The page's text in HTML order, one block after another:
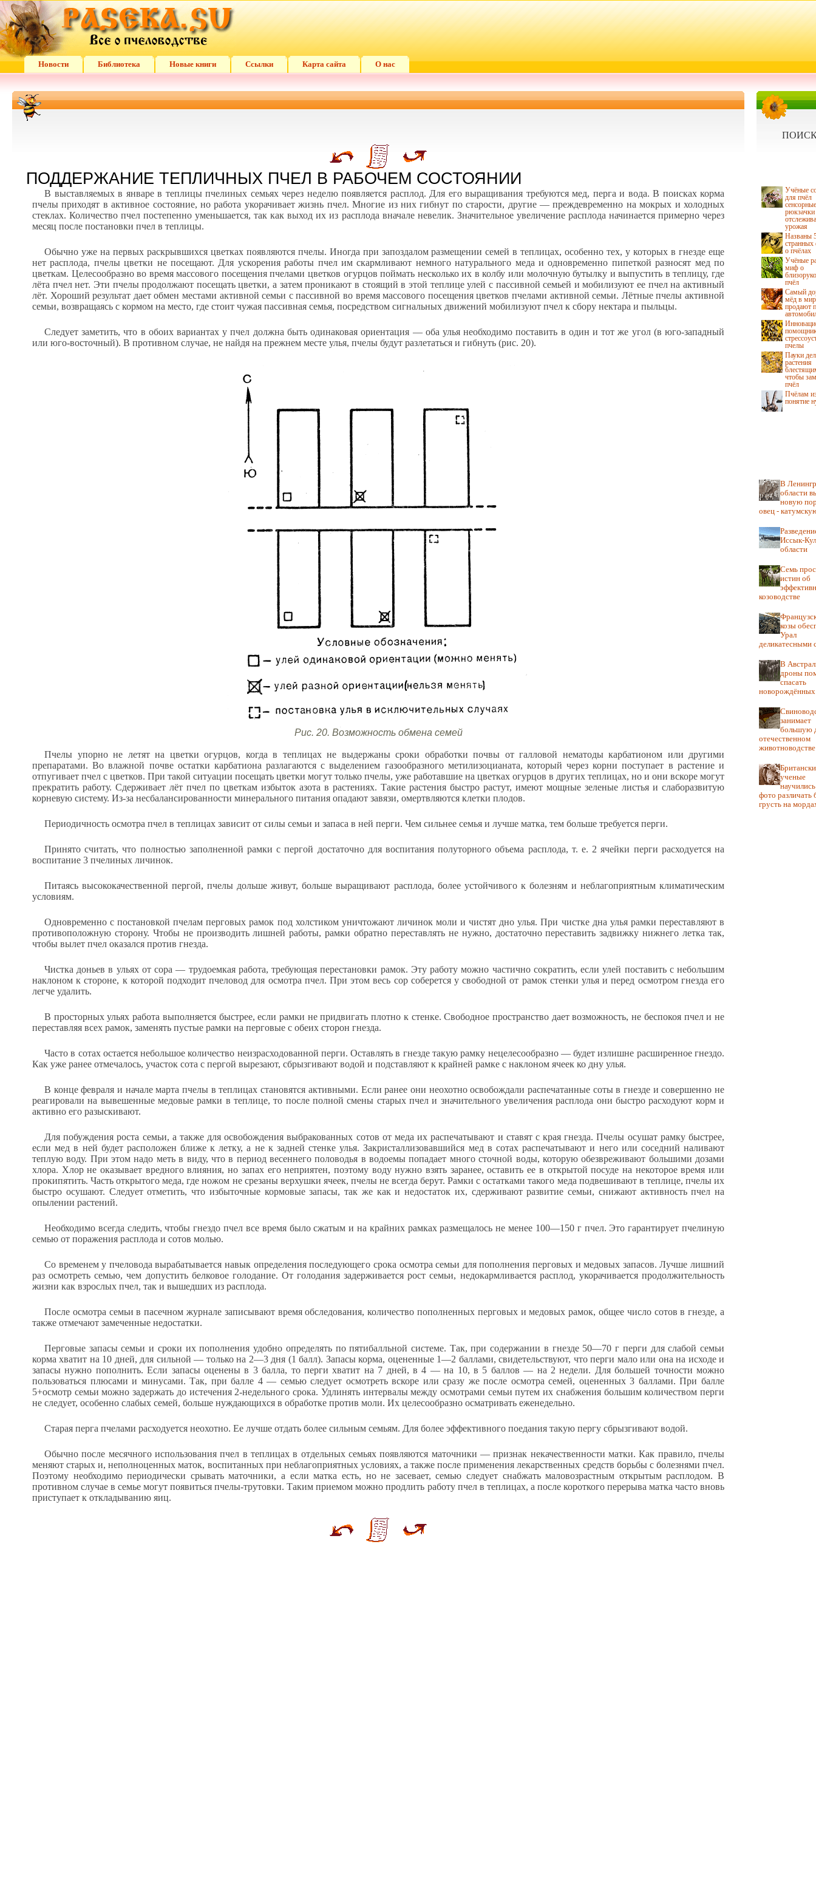
Новости Библиотека Новые книги Ссылки Карта сайта О нас
ПОДДЕРЖАНИЕ ТЕПЛИЧНЫХ ПЧЕЛ В РАБОЧЕМ СОСТОЯНИИ
В выставляемых в январе в теплицы пчелиных семьях через неделю появляется расплод. Для его выращивания требуются мед, перга и вода. В поисках корма
пчелы приходят в активное состояние, но работа укорачивает жизнь пчел. Многие из них гибнут по старости, другие — преждевременно на мокрых и холодных
стеклах. Количество пчел постепенно уменьшается, так как выход их из расплода вначале невелик. Значительное увеличение расплода начинается примерно через
месяц после постановки пчел в теплицы.
Обычно уже на первых раскрывшихся цветках появляются пчелы. Иногда при запоздалом размещении семей в теплицах, особенно тех, у которых в гнезде еще
нет расплода, пчелы цветки не посещают. Для ускорения работы пчел им скармливают немного натурального меда и одновременно пипеткой разносят мед по
цветкам. Целесообразно во время массового посещения пчелами цветков огурцов поймать несколько их в колбу или молочную бутылку и выпустить в теплицу, где
лёта пчел нет. Эти пчелы продолжают посещать цветки, а затем проникают в стоящий в этой теплице улей с пассивной семьей и мобилизуют ее пчел на активный
лёт. Хороший результат дает обмен местами активной семьи с пассивной во время массового посещения цветков пчелами активной семьи. Лётные пчелы активной
семьи, возвращаясь с кормом на место, где стоит чужая пассивная семья, посредством сигнальных движений мобилизуют пчел к сбору нектара и пыльцы.
Следует заметить, что в обоих вариантах у пчел должна быть одинаковая ориентация — оба улья необходимо поставить в один и тот же угол (в юго-западный
или юго-восточный). В противном случае, не найдя на прежнем месте улья, пчелы будут разлетаться и гибнуть (рис. 20).
Рис. 20. Возможность обмена семей
Пчелы упорно не летят на цветки огурцов, когда в теплицах не выдержаны сроки обработки почвы от галловой нематоды карбатионом или другими
препаратами. Во влажной почве остатки карбатиона разлагаются с выделением газообразного метилизоцианата, который через корни поступает в растение и
отпугивает пчел с цветков. При такой ситуации посещать цветки могут только пчелы, уже работавшие на цветках огурцов в других теплицах, но и они вскоре могут
прекратить работу. Сдерживает лёт пчел по цветкам избыток азота в растениях. Такие растения быстро растут, имеют мощные зеленые листья и слаборазвитую
корневую систему. Из-за несбалансированности минерального питания опадают завязи, омертвляются клетки плодов.
Периодичность осмотра пчел в теплицах зависит от силы семьи и запаса в ней перги. Чем сильнее семья и лучше матка, тем больше требуется перги.
Принято считать, что полностью заполненной рамки с пергой достаточно для воспитания полуторного объема расплода, т. е. 2 ячейки перги расходуется на
воспитание 3 пчелиных личинок.
Питаясь высококачественной пергой, пчелы дольше живут, больше выращивают расплода, более устойчивого к болезням и неблагоприятным климатическим
условиям.
Одновременно с постановкой пчелам перговых рамок под холстиком уничтожают личинок моли и чистят дно улья. При чистке дна улья рамки переставляют в
противоположную сторону. Чтобы не производить лишней работы, рамки обратно переставлять не нужно, достаточно переставить задвижку нижнего летка так,
чтобы вылет пчел оказался против гнезда.
Чистка доньев в ульях от сора — трудоемкая работа, требующая перестановки рамок. Эту работу можно частично сократить, если улей поставить с небольшим
наклоном к стороне, к которой подходит пчеловод для осмотра пчел. При этом весь сор соберется у свободной от рамок стенки улья и перед осмотром гнезда его
легче удалить.
В просторных ульях работа выполняется быстрее, если рамки не придвигать плотно к стенке. Свободное пространство дает возможность, не беспокоя пчел и не
переставляя всех рамок, заменять пустые рамки на перговые с обеих сторон гнезда.
Часто в сотах остается небольшое количество неизрасходованной перги. Оставлять в гнезде такую рамку нецелесообразно — будет излишне расширенное гнездо.
Как уже ранее отмечалось, участок сота с пергой вырезают, сбрызгивают водой и подставляют к крайней рамке с наклоном ячеек ко дну улья.
В конце февраля и начале марта пчелы в теплицах становятся активными. Если ранее они неохотно освобождали распечатанные соты в гнезде и совершенно не
реагировали на вывешенные медовые рамки в теплице, то после полной смены старых пчел и значительного увеличения расплода они быстро расходуют корм и
активно его разыскивают.
Для побуждения роста семьи, а также для освобождения выбракованных сотов от меда их распечатывают и ставят с края гнезда. Пчелы осушат рамку быстрее,
если мед в ней будет расположен ближе к летку, а не к задней стенке улья. Закристаллизовавшийся мед в сотах распечатывают и него или соседний наливают
теплую воду. При этом надо меть в виду, что в период весеннего половодья в водоемы попадает много сточной воды, которую обезвреживают большими дозами
хлора. Хлор не оказывает вредного влияния, но запах его неприятен, поэтому воду нужно взять заранее, оставить ее в открытой посуде на некоторое время или
прокипятить. Часть открытого меда, где ножом не срезаны верхушки ячеек, пчелы не всегда берут. Рамки с остатками такого меда подвешивают в теплице, пчелы их
быстро осушают. Следует отметить, что избыточные кормовые запасы, так же как и недостаток их, сдерживают развитие семьи, снижают активность пчел на
опылении растений.
Необходимо всегда следить, чтобы гнездо пчел все время было сжатым и на крайних рамках размещалось не менее 100—150 г пчел. Это гарантирует пчелиную
семью от поражения расплода и сотов молью.
Со временем у пчеловода вырабатывается навык определения последующего срока осмотра семьи для пополнения перговых и медовых запасов. Лучше лишний
раз осмотреть семью, чем допустить белковое голодание. От голодания задерживается рост семьи, недокармливается расплод, укорачивается продолжительность
жизни как взрослых пчел, так и вышедших из расплода.
После осмотра семьи в пасечном журнале записывают время обследования, количество пополненных перговых и медовых рамок, общее число сотов в гнезде, а
также отмечают замеченные недостатки.
Перговые запасы семьи и сроки их пополнения удобно определять по пятибалльной системе. Так, при содержании в гнезде 50—70 г перги для слабой семьи
корма хватит на 10 дней, для сильной — только на 2—3 дня (1 балл). Запасы корма, оцененные 1—2 баллами, свидетельствуют, что перги мало или она на исходе и
запасы нужно пополнить. Если запасы оценены в 3 балла, то перги хватит на 7 дней, в 4 — на 10, в 5 баллов — на 2 недели. Для большей точности можно
пользоваться плюсами и минусами. Так, при балле 4 — семью следует осмотреть вскоре или сразу же после осмотра семей, оцененных 3 баллами. При балле
5+осмотр семьи можно задержать до истечения 2-недельного срока. Удлинять интервалы между осмотрами семьи путем их снабжения большим количеством перги
не следует, особенно слабых семей, больше нуждающихся в обработке против моли. Их целесообразно осматривать еженедельно.
Старая перга пчелами расходуется неохотно. Ее лучше отдать более сильным семьям. Для более эффективного поедания такую пергу сбрызгивают водой.
Обычно после месячного использования пчел в теплицах в отдельных семьях появляются маточники — признак некачественности матки. Как правило, пчелы
меняют старых и, неполноценных маток, воспитанных при неблагоприятных условиях, а также после применения лекарственных средств борьбы с болезнями пчел.
Поэтому необходимо периодически срывать маточники, а если матка есть, но не засевает, семью следует снабжать маловозрастным открытым расплодом. В
противном случае в семье могут появиться пчелы-трутовки. Таким приемом можно продлить работу пчел в теплицах, а после короткого перерыва матка часто вновь
приступает к откладыванию яиц.
Учёные
для пчёл
сенсорные
рюкзачки
урожая
Названы
странных
о пчёлах
Учёные
миф о
пчёл
Самый
мёд в
продают
пчелы
Пауки
растения
чтобы
пчёл
Пчёлам
понятие
В
области
новую
овец -
Иссык-
области
Семь
истин об
козоводстве
козы
Урал
деликатесными
В
дроны
спасать
новорождённых
занимает
большую
отечественном
животноводстве
ученые
фото различать
грусть на